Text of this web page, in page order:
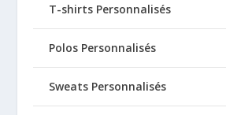
T-shirts Personnalisés
Polos Personnalisés
Sweats Personnalisés